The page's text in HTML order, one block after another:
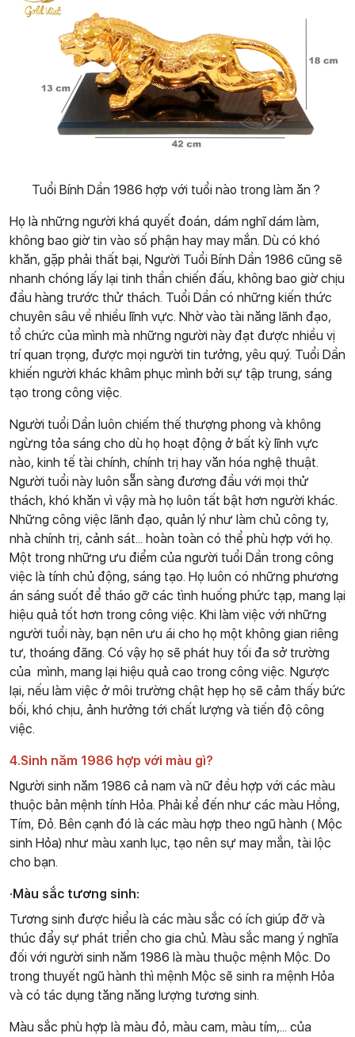
Tuổi Bính Dần 1986 hợp với tuổi nào trong làm ăn ?
Họ là những người khá quyết đoán, dám nghĩ dám làm,
không bao giờ tin vào số phận hay may mắn. Dù có khó
khăn, gặp phải thất bại, Người Tuổi Bính Dần 1986 cũng sẽ
nhanh chóng lấy lại tinh thần chiến đấu, không bao giờ chịu
đầu hàng trước thử thách. Tuổi Dần có những kiến thức
chuyên sâu về nhiều lĩnh vực. Nhờ vào tài năng lãnh đạo,
tổ chức của mình mà những người này đạt được nhiều vị
trí quan trọng, được mọi người tin tưởng, yêu quý. Tuổi Dần
khiến người khác khâm phục mình bởi sự tập trung, sáng
tạo trong công việc.
Người tuổi Dần luôn chiếm thế thượng phong và không
ngừng tỏa sáng cho dù họ hoạt động ở bất kỳ lĩnh vực
nào, kinh tế tài chính, chính trị hay văn hóa nghệ thuật.
Người tuổi này luôn sẵn sàng đương đầu với mọi thử
thách, khó khăn vì vậy mà họ luôn tất bật hơn người khác.
Những công việc lãnh đạo, quản lý như làm chủ công ty,
nhà chính trị, cảnh sát... hoàn toàn có thể phù hợp với họ.
Một trong những ưu điểm của người tuổi Dần trong công
việc là tính chủ động, sáng tạo. Họ luôn có những phương
án sáng suốt để tháo gỡ các tình huống phức tạp, mang lại
hiệu quả tốt hơn trong công việc. Khi làm việc với những
người tuổi này, bạn nên ưu ái cho họ một không gian riêng
tư, thoáng đãng. Có vậy họ sẽ phát huy tối đa sở trường
của mình, mang lại hiệu quả cao trong công việc. Ngược
lại, nếu làm việc ở môi trường chật hẹp họ sẽ cảm thấy bức
bối, khó chịu, ảnh hưởng tới chất lượng và tiến độ công
việc.
4.Sinh năm 1986 hợp với màu gì?
Người sinh năm 1986 cả nam và nữ đều hợp với các màu
thuộc bản mệnh tính Hỏa. Phải kể đến như các màu Hồng,
Tím, Đỏ. Bên cạnh đó là các màu hợp theo ngũ hành ( Mộc
sinh Hỏa) như màu xanh lục, tạo nên sự may mắn, tài lộc
cho bạn.
·Màu sắc tương sinh:
Tương sinh được hiểu là các màu sắc có ích giúp đỡ và
thúc đẩy sự phát triển cho gia chủ. Màu sắc mang ý nghĩa
đối với người sinh năm 1986 là màu thuộc mệnh Mộc. Do
trong thuyết ngũ hành thì mệnh Mộc sẽ sinh ra mệnh Hỏa
và có tác dụng tăng năng lượng tương sinh.
Màu sắc phù hợp là màu đỏ, màu cam, màu tím,... của